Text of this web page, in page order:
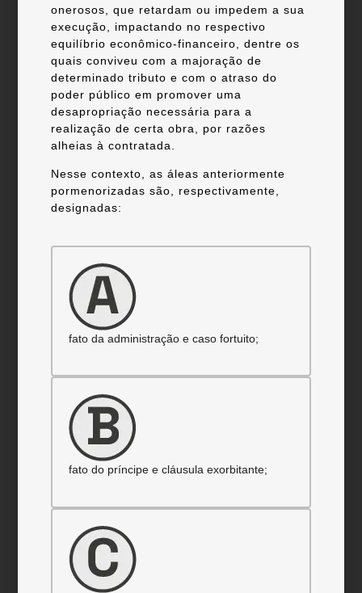
onerosos, que retardam ou impedem a sua
execução, impactando no respectivo
equilíbrio econômico-financeiro, dentre os
quais conviveu com a majoração de
determinado tributo e com o atraso do
poder público em promover uma
desapropriação necessária para a
realização de certa obra, por razões
alheias à contratada.
Nesse contexto, as áleas anteriormente
pormenorizadas são, respectivamente,
designadas:
fato da administração e caso fortuito;
fato do príncipe e cláusula exorbitante;